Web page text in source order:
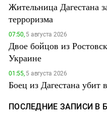
Жительница Дагестана
терроризма
07:50,5 августа 2026
Двое бойцов из
Украине
01:55,5 августа 2026
Боец из Дагестана
ПОСЛЕДНИЕ ЗАПИСИ В